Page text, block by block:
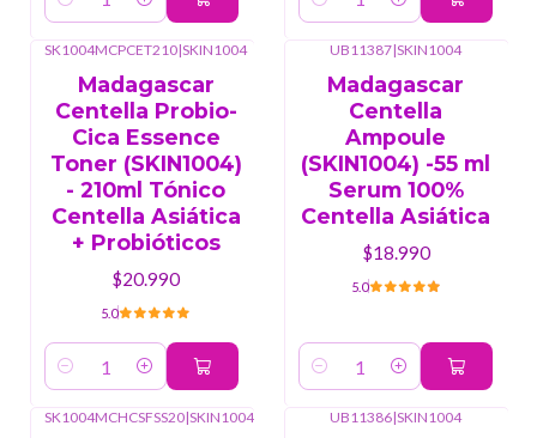
Cantidad Cantidad
SK1004MCPCET210|SKIN1004
Madagascar
Centella Probio-
Cica Essence
Toner (SKIN1004)
- 210ml Tónico
Centella Asiática
+ Probióticos
$20.990
5.0
Cantidad
UB11387|SKIN1004
Madagascar
Centella
Ampoule
(SKIN1004) -55 ml
Serum 100%
Centella Asiática
$18.990
5.0
Cantidad
SK1004MCHCSFSS20|SKIN1004 UB11386|SKIN1004